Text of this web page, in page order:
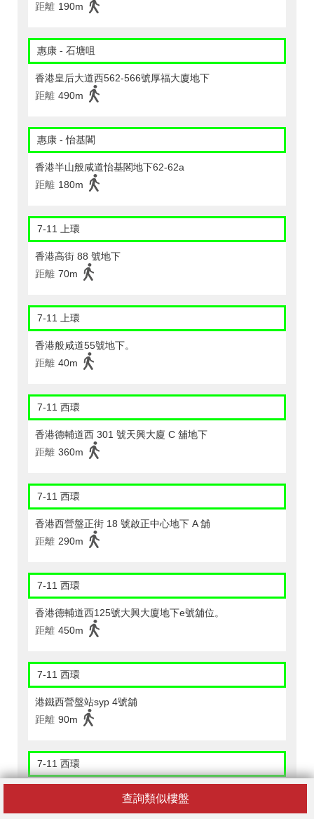
查詢類似樓盤
距離 190m
惠康 - 石塘咀
香港皇后大道西562-566號厚福大廈地下
距離 490m
惠康 - 怡基閣
香港半山般咸道怡基閣地下62-62a
距離 180m
7-11 上環
香港高街 88 號地下
距離 70m
7-11 上環
香港般咸道55號地下。
距離 40m
7-11 西環
香港德輔道西 301 號天興大廈 C 舖地下
距離 360m
7-11 西環
香港西營盤正街 18 號啟正中心地下 A 舖
距離 290m
7-11 西環
香港德輔道西125號大興大廈地下e號舖位。
距離 450m
7-11 西環
港鐵西營盤站syp 4號舖
距離 90m
7-11 西環
港鐵西營盤站syp 3號舖